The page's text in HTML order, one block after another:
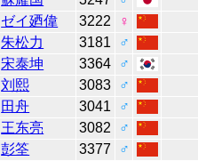
ゼイ廼偉 3222
♀
朱松力 3181
♂
宋泰坤 3364
♂
刘熙 3083
♂
田舟 3041
♂
王东亮 3082
♂
彭筌 3377
♂